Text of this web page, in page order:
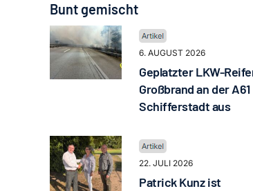
Bunt gemischt
6. AUGUST 2026
Geplatzter LKW-
Großbrand an der
Schifferstadt aus
22. JULI 2026
Patrick Kunz ist